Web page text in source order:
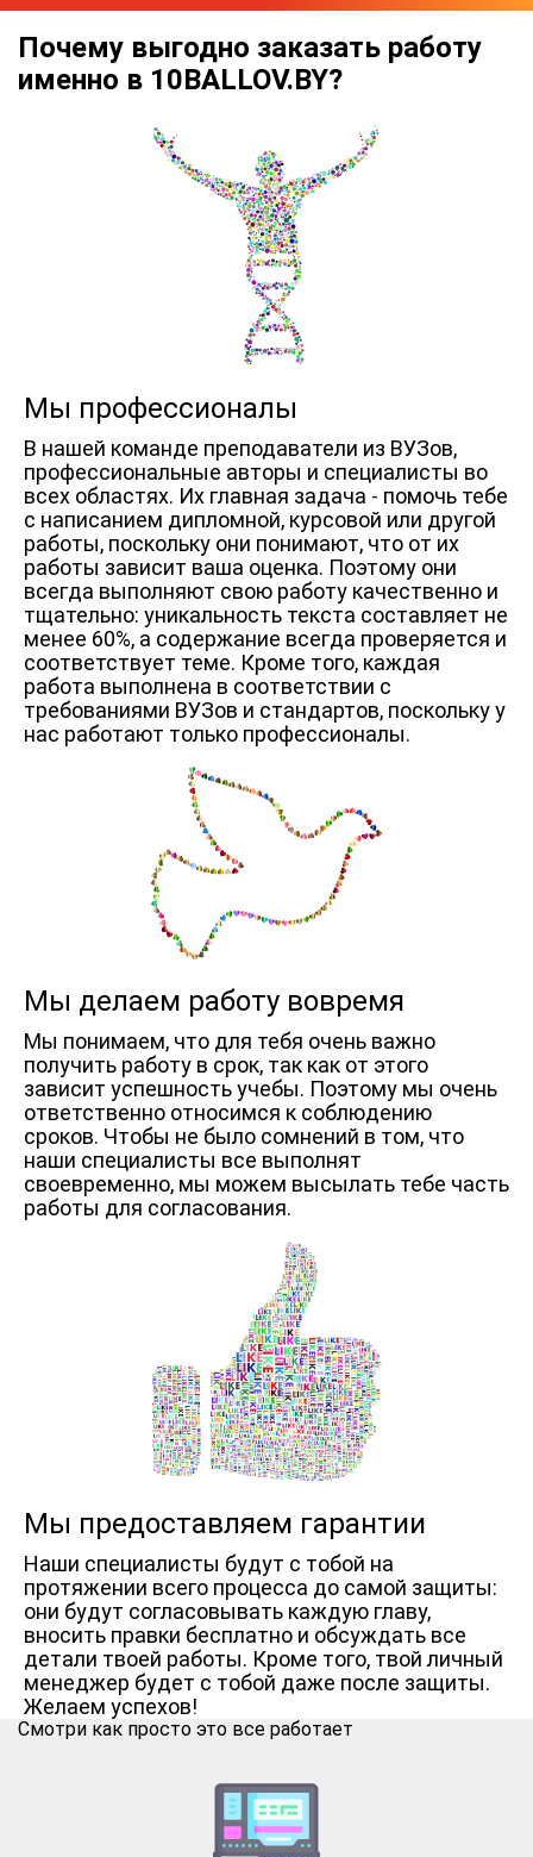
Почему выгодно заказать работу
именно в 10BALLOV.BY?
Мы профессионалы
В нашей команде преподаватели из ВУЗов,
профессиональные авторы и специалисты во
всех областях. Их главная задача - помочь тебе
с написанием дипломной, курсовой или другой
работы, поскольку они понимают, что от их
работы зависит ваша оценка. Поэтому они
всегда выполняют свою работу качественно и
тщательно: уникальность текста составляет не
менее 60%, а содержание всегда проверяется и
соответствует теме. Кроме того, каждая
работа выполнена в соответствии с
требованиями ВУЗов и стандартов, поскольку у
нас работают только профессионалы.
Мы делаем работу вовремя
Мы понимаем, что для тебя очень важно
получить работу в срок, так как от этого
зависит успешность учебы. Поэтому мы очень
ответственно относимся к соблюдению
сроков. Чтобы не было сомнений в том, что
наши специалисты все выполнят
своевременно, мы можем высылать тебе часть
работы для согласования.
Мы предоставляем гарантии
Наши специалисты будут с тобой на
протяжении всего процесса до самой защиты:
они будут согласовывать каждую главу,
вносить правки бесплатно и обсуждать все
детали твоей работы. Кроме того, твой личный
менеджер будет с тобой даже после защиты.
Желаем успехов!
Смотри как просто это все работает